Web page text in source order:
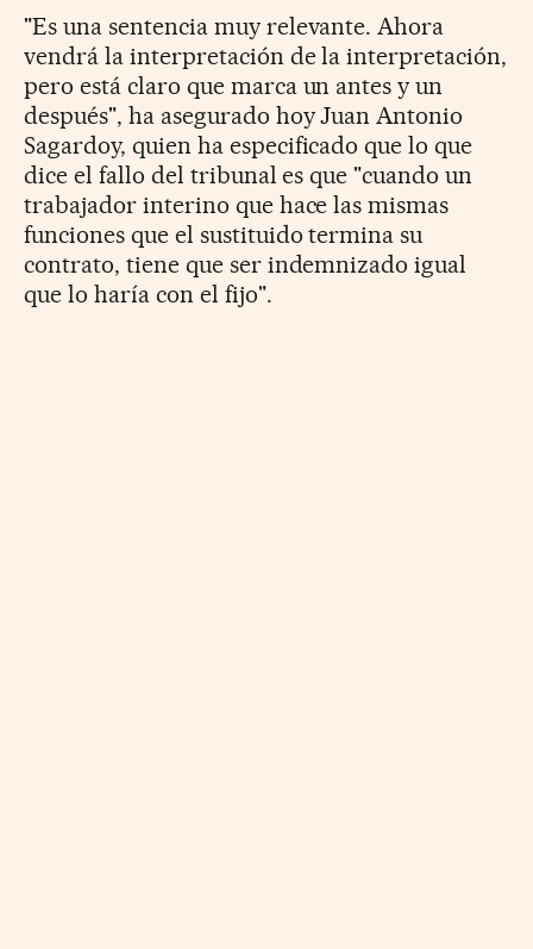
"Es una sentencia muy relevante. Ahora
vendrá la interpretación de la interpretación,
pero está claro que marca un antes y un
después", ha asegurado hoy Juan Antonio
Sagardoy, quien ha especificado que lo que
dice el fallo del tribunal es que "cuando un
trabajador interino que hace las mismas
funciones que el sustituido termina su
contrato, tiene que ser indemnizado igual
que lo haría con el fijo".